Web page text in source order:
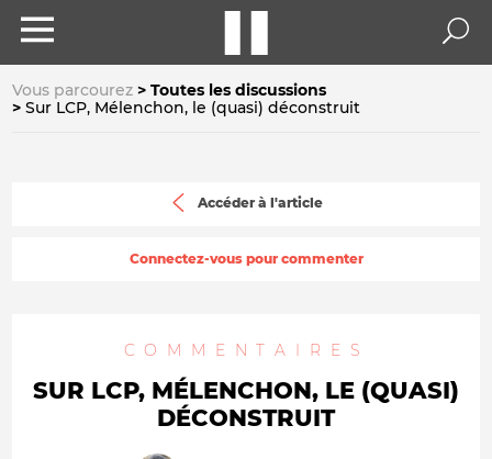
Vous parcourez
Toutes les discussions
Sur LCP, Mélenchon, le (quasi) déconstruit
Accéder à l'article
Connectez-vous pour commenter
COMMENTAIRES
SUR LCP, MÉLENCHON, LE (QUASI)
DÉCONSTRUIT